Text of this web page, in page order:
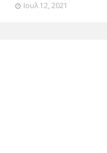
Ιουλ 12, 2021